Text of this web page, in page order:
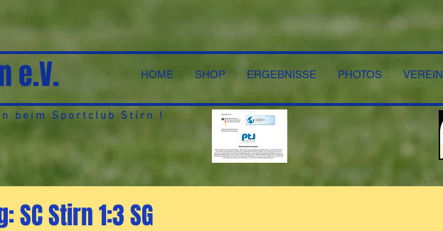
e.V. HOME SHOP ERGEBNISSE PHOTOS VEREIN
beim Sportclub Stirn !
SC Stirn 1:3 SG